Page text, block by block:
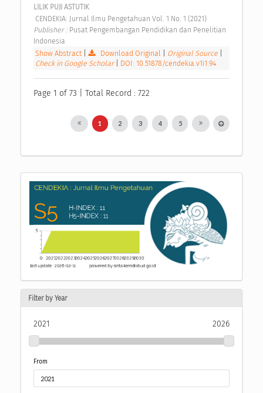
LILIK PUJI ASTUTIK
CENDEKIA: Jurnal Ilmu Pengetahuan Vol. 1 No. 1 (2021)
Publisher : Pusat Pengembangan Pendidikan dan Penelitian
Indonesia
Show Abstract
Download Original Original Source
Check in Google Scholar
DOI: 10.51878/cendekia.v1i1.94
Page 1 of 73 | Total Record : 722
1 2 3 4 5
Filter by Year
2021 2026
From